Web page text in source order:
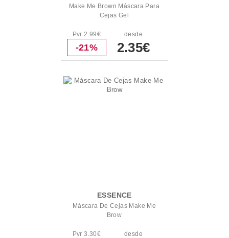
Make Me Brown Máscara Para
Cejas Gel
Pvr 2.99€
-21%
desde
2.35€
ESSENCE
Máscara De Cejas Make Me
Brow
Pvr 3.30€ desde